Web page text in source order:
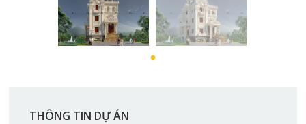
THÔNG TIN DỰ ÁN